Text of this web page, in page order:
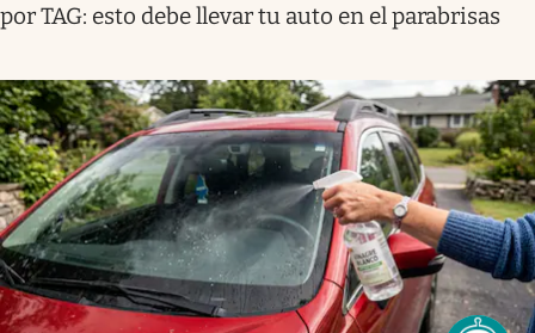
por TAG: esto debe llevar tu auto en el parabrisas